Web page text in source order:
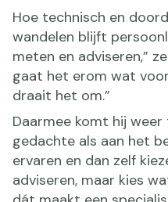
Hoe technisch en
wandelen blijft
meten en adviseren,”
gaat het erom wat
draait het om.”
Daarmee komt hij
gedachte als aan het
ervaren en dan zelf
adviseren, maar kies